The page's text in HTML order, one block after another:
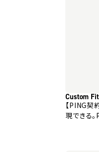
Custom Fit
【PING契
現できる